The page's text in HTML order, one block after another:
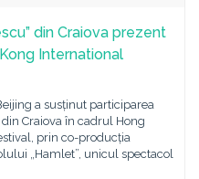
din Craiova prezent
International
a susținut participarea
Craiova în cadrul Hong
prin co-producția
„Hamlet”, unicul spectacol